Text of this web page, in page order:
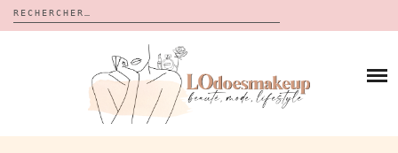
Rechercher :
CALENDRIERS DE L’AVENT
BON PLAN
À PROPOS